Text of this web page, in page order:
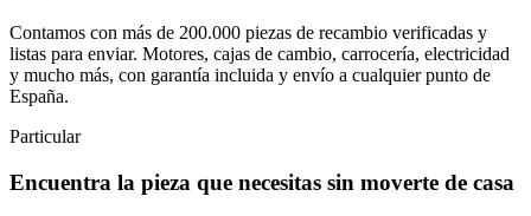
Contamos con más de 200.000 piezas de recambio verificadas y
listas para enviar. Motores, cajas de cambio, carrocería, electricidad
y mucho más, con garantía incluida y envío a cualquier punto de
España.
Particular
Encuentra la pieza que necesitas sin moverte de casa